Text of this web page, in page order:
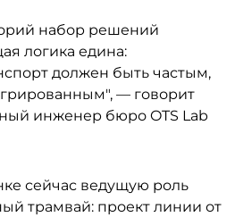
набор решений
логика едина:
должен быть частым,
— говорит
инженер бюро OTS Lab
сейчас ведущую роль
трамвай: проект линии от